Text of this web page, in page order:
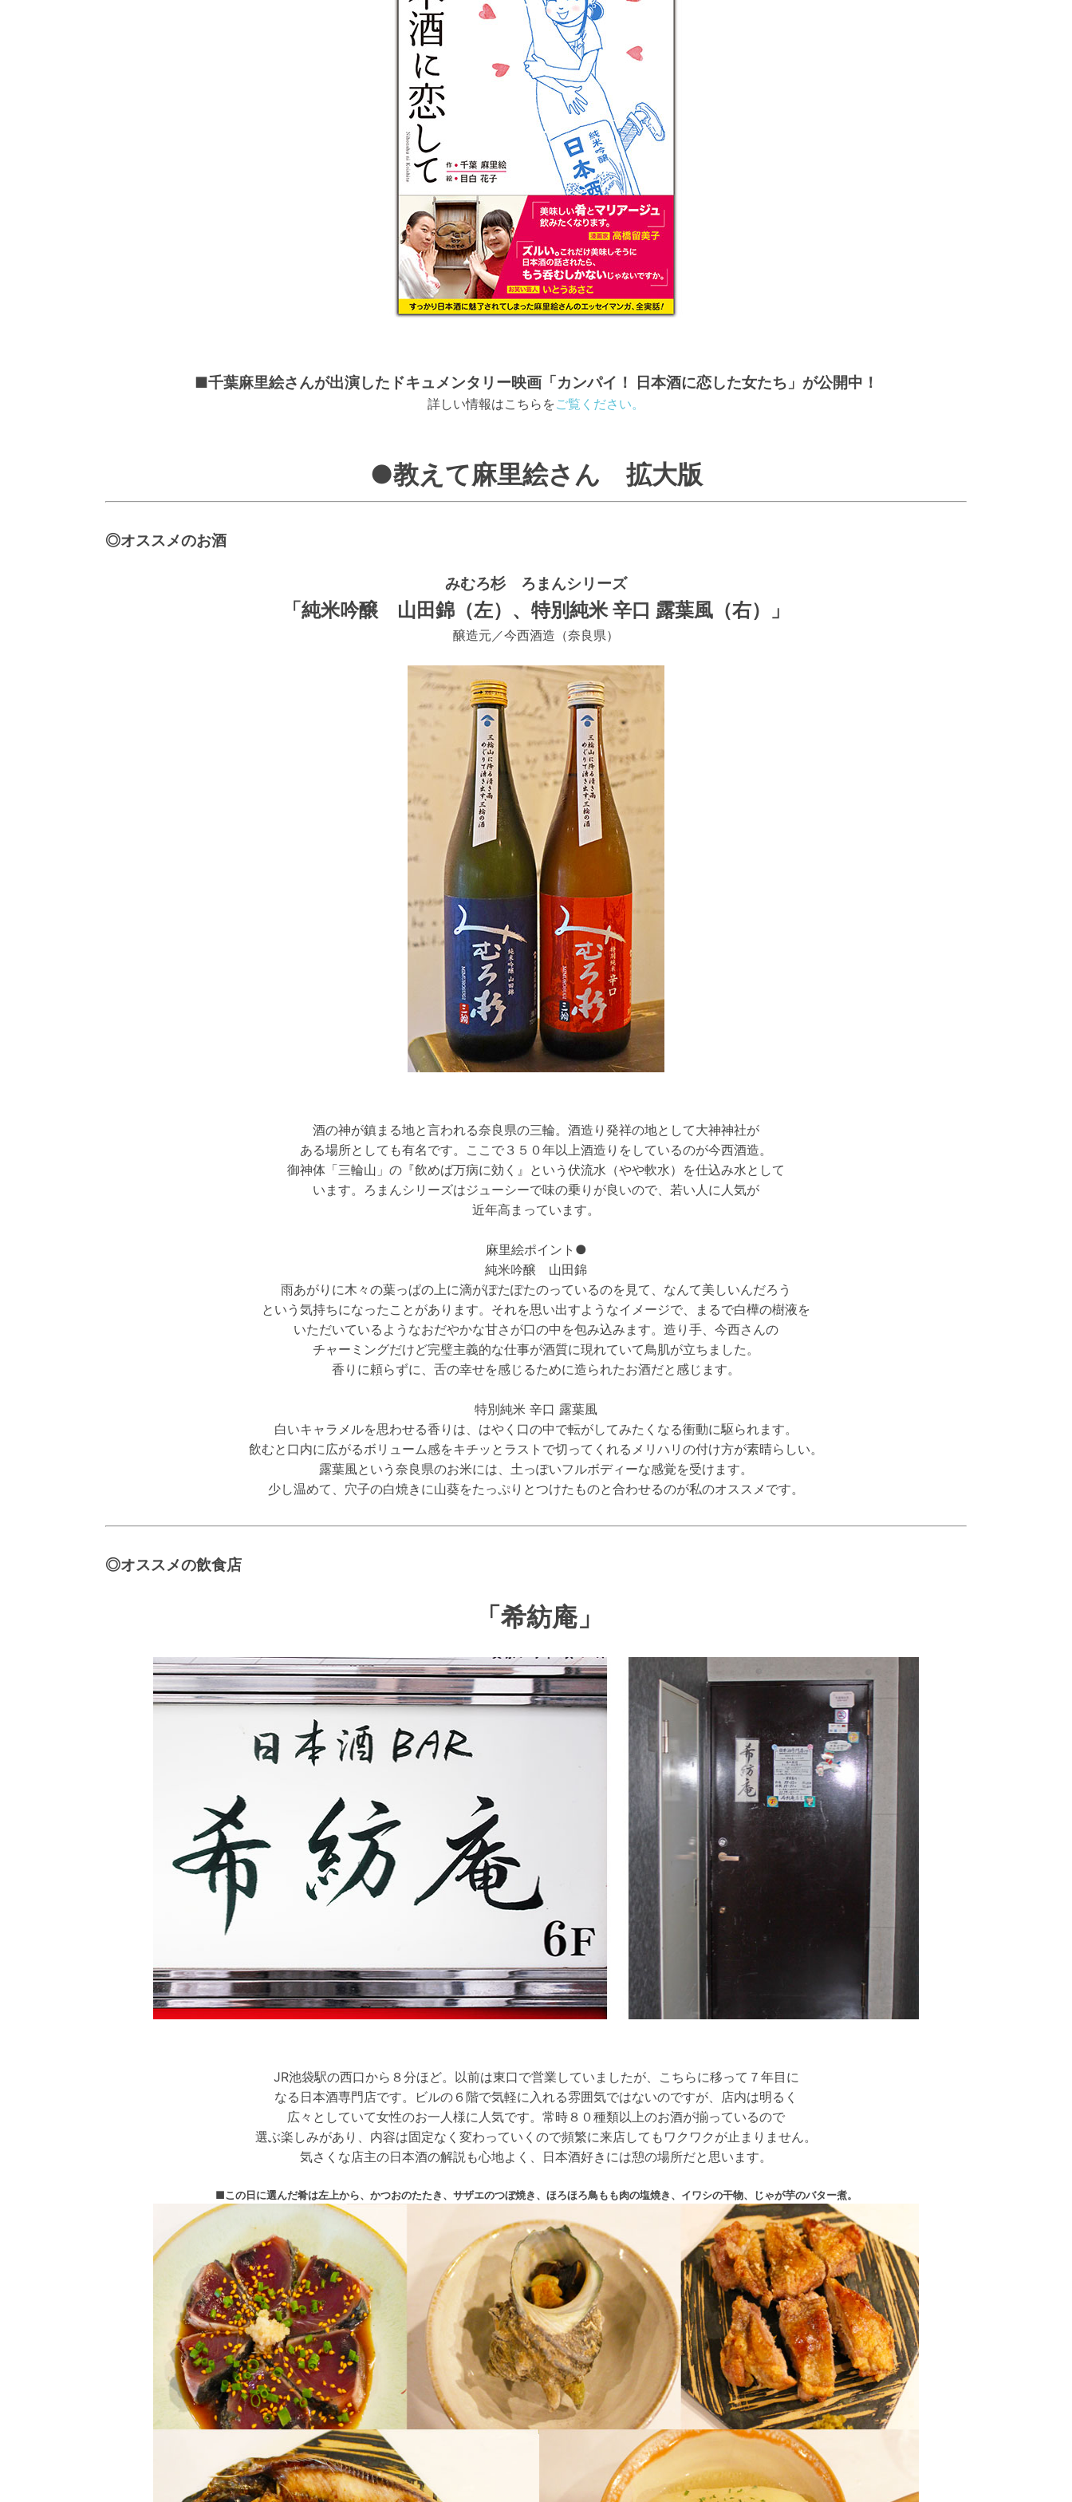
■千葉麻里絵さんが出演したドキュメンタリー映画「カンパイ！ 日本酒に恋した女たち」が公開中！
詳しい情報はこちらをご覧ください。
●教えて麻里絵さん 拡大版
◎オススメのお酒
みむろ杉 ろまんシリーズ
「純米吟醸 山田錦（左）、特別純米 辛口 露葉風（右）」
醸造元／今西酒造（奈良県）
酒の神が鎮まる地と言われる奈良県の三輪。酒造り発祥の地として大神神社が
ある場所としても有名です。ここで３５０年以上酒造りをしているのが今西酒造。
御神体「三輪山」の『飲めば万病に効く』という伏流水（やや軟水）を仕込み水として
います。ろまんシリーズはジューシーで味の乗りが良いので、若い人に人気が
近年高まっています。
麻里絵ポイント●
純米吟醸 山田錦
雨あがりに木々の葉っぱの上に滴がぽたぽたのっているのを見て、なんて美しいんだろう
という気持ちになったことがあります。それを思い出すようなイメージで、まるで白樺の樹液を
いただいているようなおだやかな甘さが口の中を包み込みます。造り手、今西さんの
チャーミングだけど完璧主義的な仕事が酒質に現れていて鳥肌が立ちました。
香りに頼らずに、舌の幸せを感じるために造られたお酒だと感じます。
特別純米 辛口 露葉風
白いキャラメルを思わせる香りは、はやく口の中で転がしてみたくなる衝動に駆られます。
飲むと口内に広がるボリューム感をキチッとラストで切ってくれるメリハリの付け方が素晴らしい。
露葉風という奈良県のお米には、土っぽいフルボディーな感覚を受けます。
少し温めて、穴子の白焼きに山葵をたっぷりとつけたものと合わせるのが私のオススメです。
◎オススメの飲食店
「希紡庵」
JR池袋駅の西口から８分ほど。以前は東口で営業していましたが、こちらに移って７年目に
なる日本酒専門店です。ビルの６階で気軽に入れる雰囲気ではないのですが、店内は明るく
広々としていて女性のお一人様に人気です。常時８０種類以上のお酒が揃っているので
選ぶ楽しみがあり、内容は固定なく変わっていくので頻繁に来店してもワクワクが止まりません。
気さくな店主の日本酒の解説も心地よく、日本酒好きには憩の場所だと思います。
■この日に選んだ肴は左上から、かつおのたたき、サザエのつぼ焼き、ほろほろ鳥もも肉の塩焼き、イワシの干物、じゃが芋のバター煮。